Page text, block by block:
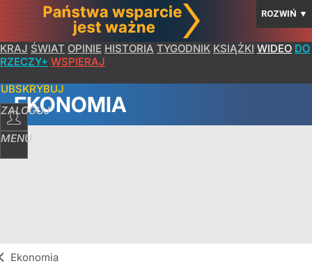
ROZWIŃ ▼
KRAJ ŚWIAT OPINIE HISTORIA TYGODNIK KSIĄŻKI WIDEO DO
RZECZY+ WSPIERAJ
ZALOGUJ
MENU
EKONOMIA
Ekonomia